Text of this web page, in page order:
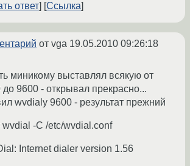
ответ
Ссылка
от vga 19.05.2010 09:26:18
миникому выставлял всякую от
до 9600 - открывал прекрасно...
wvdialy 9600 - результат прежний
wvdial -C /etc/wvdial.conf
Internet dialer version 1.56